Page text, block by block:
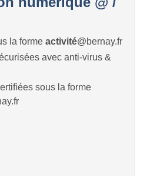
la forme activité@bernay.fr
avec anti-virus &
sous la forme